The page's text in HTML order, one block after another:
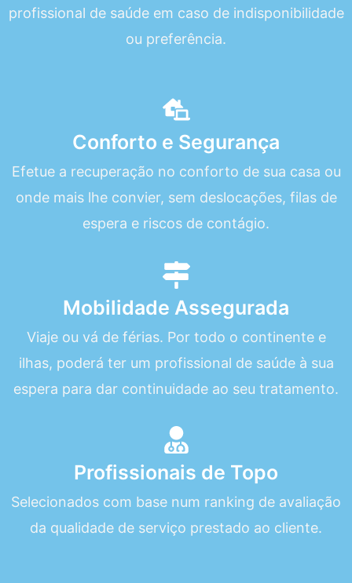
profissional de saúde em caso de indisponibilidade
ou preferência.
Conforto e Segurança
Efetue a recuperação no conforto de sua casa ou
onde mais lhe convier, sem deslocações, filas de
espera e riscos de contágio.
Mobilidade Assegurada
Viaje ou vá de férias. Por todo o continente e
ilhas, poderá ter um profissional de saúde à sua
espera para dar continuidade ao seu tratamento.
Profissionais de Topo
Selecionados com base num ranking de avaliação
da qualidade de serviço prestado ao cliente.